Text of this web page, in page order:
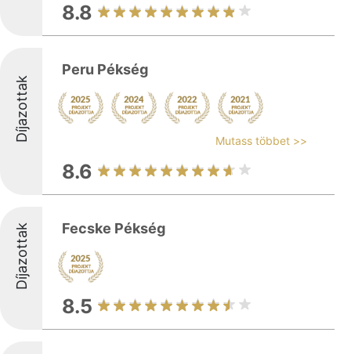
8.8
Díjazottak
Peru Pékség
Mutass többet >>
8.6
Díjazottak Fecske Pékség
8.5